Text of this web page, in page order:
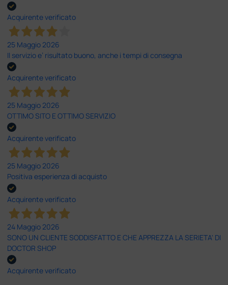
Acquirente verificato
25 Maggio 2026
Il servizio e’ risultato buono, anche i tempi di consegna
Acquirente verificato
25 Maggio 2026
OTTIMO SITO E OTTIMO SERVIZIO
Acquirente verificato
25 Maggio 2026
Positiva esperienza di acquisto
Acquirente verificato
24 Maggio 2026
SONO UN CLIENTE SODDISFATTO E CHE APPREZZA LA SERIETA' DI
DOCTOR SHOP
Acquirente verificato